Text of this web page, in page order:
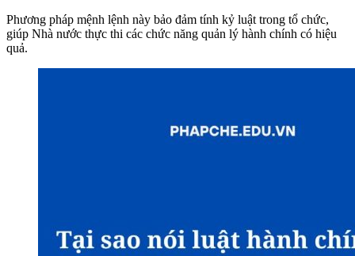
Phương pháp mệnh lệnh này bảo đảm tính kỷ luật trong tổ chức,
giúp Nhà nước thực thi các chức năng quản lý hành chính có hiệu
quả.